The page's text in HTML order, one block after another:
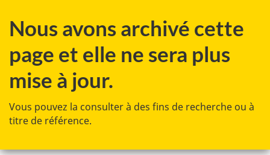
au
principal
à
Au
»
à
version
Nous avons archivé cette
page et elle ne sera plus
mise à jour.
Vous pouvez la consulter à des fins de recherche ou à
titre de référence.